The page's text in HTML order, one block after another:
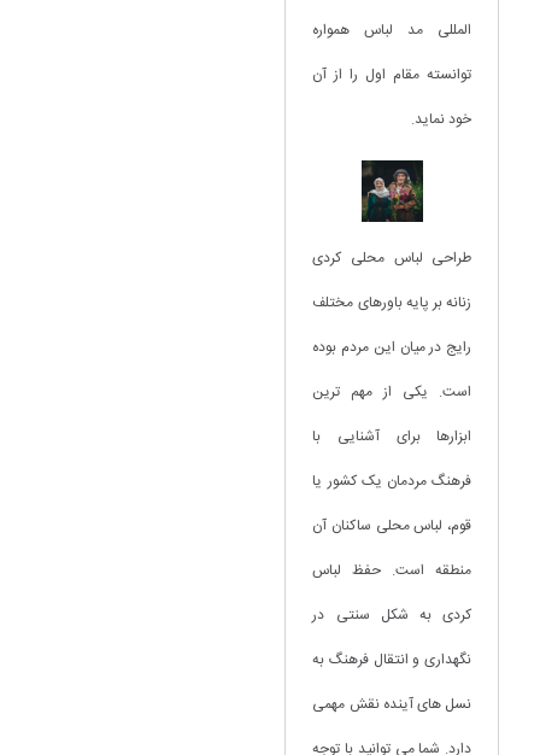
المللی مد لباس همواره
توانسته مقام اول را از آن
خود نماید.
طراحی لباس محلی کردی
زنانه بر پایه باورهای مختلف
رایج در میان این مردم بوده
است. یکی از مهم ترین
ابزارها برای آشنایی با
فرهنگ مردمان یک کشور یا
قوم، لباس محلی ساکنان آن
منطقه است. حفظ لباس
کردی به شکل سنتی در
نگهداری و انتقال فرهنگ به
نسل های آینده نقش مهمی
دارد. شما می توانید با توجه